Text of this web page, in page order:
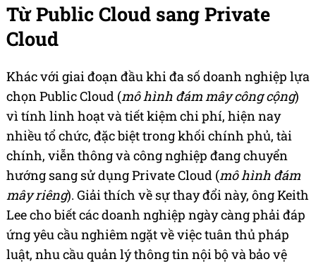
Từ Public Cloud sang Private
Cloud
Khác với giai đoạn đầu khi đa số doanh nghiệp lựa
chọn Public Cloud (mô hình đám mây công cộng)
vì tính linh hoạt và tiết kiệm chi phí, hiện nay
nhiều tổ chức, đặc biệt trong khối chính phủ, tài
chính, viễn thông và công nghiệp đang chuyển
hướng sang sử dụng Private Cloud (mô hình đám
mây riêng). Giải thích về sự thay đổi này, ông Keith
Lee cho biết các doanh nghiệp ngày càng phải đáp
ứng yêu cầu nghiêm ngặt về việc tuân thủ pháp
luật, nhu cầu quản lý thông tin nội bộ và bảo vệ